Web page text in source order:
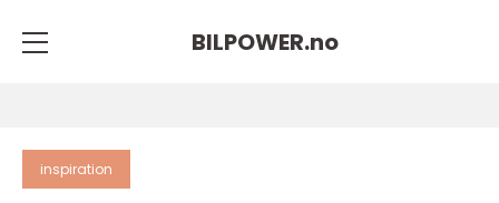
BILPOWER.no
inspiration